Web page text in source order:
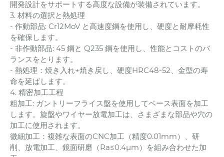
開発設計をサポートする高度な設備が装備されています。
3. 材料の選択と熱処理
- 作動部品: Cr12MoV と高速度鋼を使用し、硬度と耐摩耗性
を確保します。
- 非作動部品: 45 鋼と Q235 鋼を使用し、性能とコストのバ
ランスをとります。
- 熱処理：焼き入れ+焼き戻し、硬度HRC48-52、金型の寿
命を延ばします。
4. 精密加工工程
粗加工: ガントリーフライス盤を使用してベース表面を加工
します。旋盤やワイヤー放電加工は、さまざまな部品や穴の
加工に使用されます。
微細加工：複雑な表面のCNC加工（精度0.01mm）、研
削、放電加工、鏡面研磨（Ra≤0.4μm）を組み合わせた加